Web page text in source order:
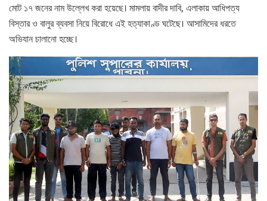
মোট ১৭ জনের নাম উল্লেখ করা হয়েছে। মামলায় বাদীর দাবি, এলাকায় আধিপত্য
বিস্তার ও বালুর ব্যবসা নিয়ে বিরোধে এই হত্যাকাণ্ড ঘটেছে। আসামিদের ধরতে
অভিযান চালানো হচ্ছে।